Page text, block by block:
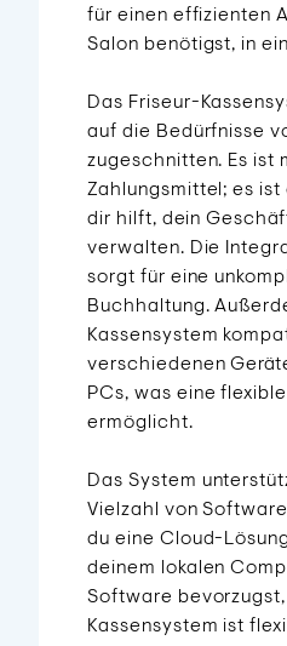
für einen effizienten
Salon benötigst, in
Das Friseur-
auf die Bedürfnisse
zugeschnitten. Es ist
Zahlungsmittel; es ist
dir hilft, dein
verwalten. Die
sorgt für eine
Buchhaltung.
Kassensystem
verschiedenen
PCs, was eine
ermöglicht.
Das System
Vielzahl von
du eine Cloud-
deinem lokalen
Software
Kassensystem ist